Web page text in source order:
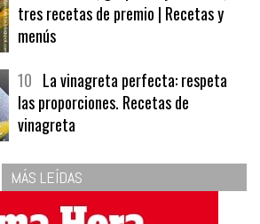
9Panecillos, gazpacho y bavarois,
tres recetas de premio | Recetas y
menús
10La vinagreta perfecta: respeta
las proporciones. Recetas de
vinagreta
MÁS LEÍDAS